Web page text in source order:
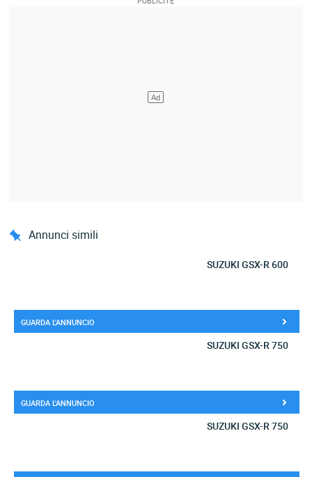
Annunci simili
SUZUKI GSX-R 600
GUARDA L'ANNUNCIO
SUZUKI GSX-R 750
GUARDA L'ANNUNCIO
SUZUKI GSX-R 750